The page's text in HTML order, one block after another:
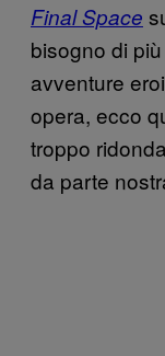
Final Space
bisogno di
avventure
opera, ecco
troppo
da parte